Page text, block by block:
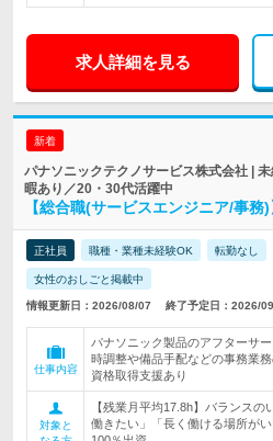
求人詳細を見る
新着
パナソニックテクノサービス株式会社 |
暇あり／20・30代活躍中
【総合職(サービスエンジニア/事
正社員 職種・業種未経験OK 転勤なし
女性のおしごと掲載中
情報更新日：2026/08/07 終了予定日：2026/
仕事内容
パナソニック製品のアフターサ
時調整や備品手配などの事務業
資格取得支援あり
対象と
【残業月平均17.8h】バランス
働きたい」「長く働ける場所が